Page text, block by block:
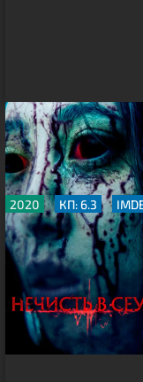
Нечисть в Сеуле
2020 КП: 6.3